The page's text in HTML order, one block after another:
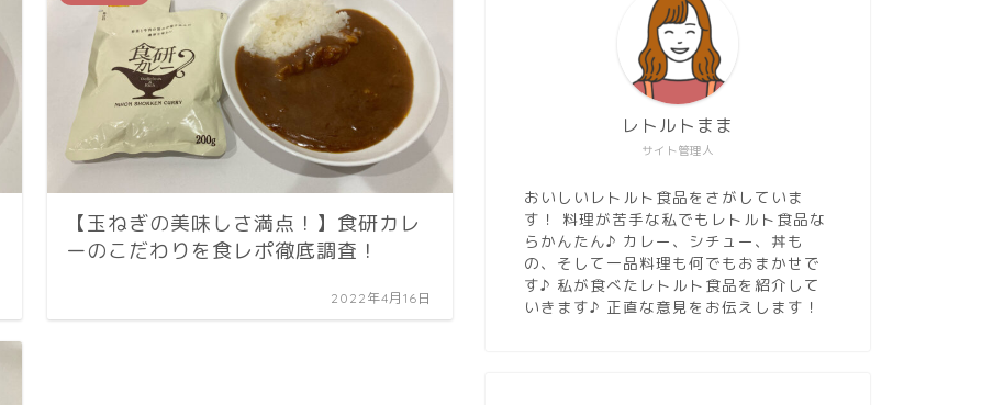
【玉ねぎの美味しさ満点！】食研カレ
ーのこだわりを食レポ徹底調査！
2022年4月16日
サイト管理人
レトルトまま
おいしいレトルト食品をさがしていま
す！ 料理が苦手な私でもレトルト食品な
らかんたん♪ カレー、シチュー、丼も
の、そして一品料理も何でもおまかせで
す♪ 私が食べたレトルト食品を紹介して
いきます♪ 正直な意見をお伝えします！